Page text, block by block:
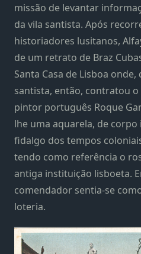
missão de levantar
da vila santista. Após
historiadores lusitanos,
de um retrato de Braz
Santa Casa de Lisboa
santista, então, contratou
pintor português Roque
lhe uma aquarela, de
fidalgo dos tempos
tendo como referência o
antiga instituição lisboeta.
comendador sentia-se
loteria.